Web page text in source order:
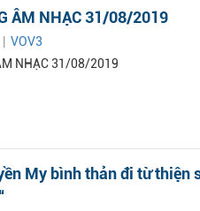
ÂM NHẠC 31/08/2019
VOV3
NHẠC 31/08/2019
My bình thản đi từ thiện